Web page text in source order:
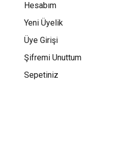
Hesabım
Yeni Üyelik
Üye Girişi
Şifremi Unuttum
Sepetiniz